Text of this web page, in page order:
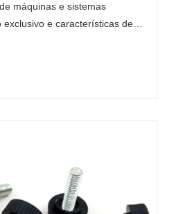
máquinas e sistemas
exclusivo e características de
resistência, flex......